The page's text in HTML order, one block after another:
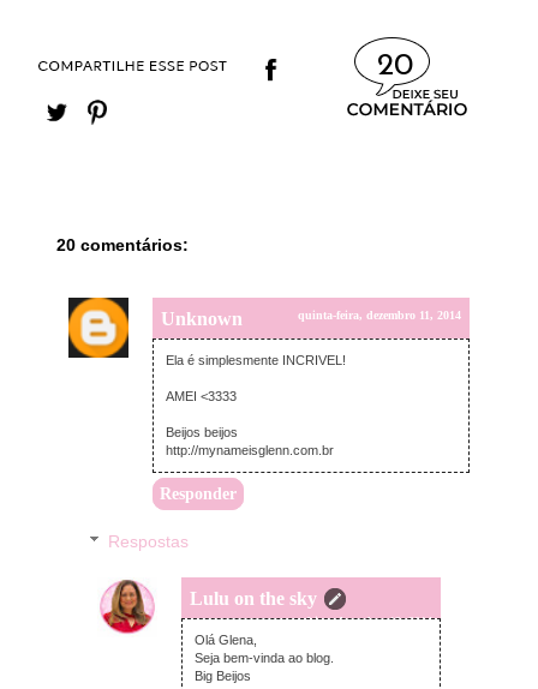
20
20 comentários:
Unknown quinta-feira, dezembro 11, 2014
Ela é simplesmente INCRIVEL!
AMEI <3333
Beijos beijos
http://mynameisglenn.com.br
Responder
Respostas
Lulu on the sky
sexta-feira, dezembro 12, 2014
Olá Glena,
Seja bem-vinda ao blog.
Big Beijos